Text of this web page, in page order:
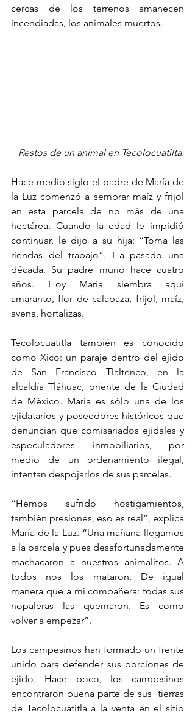
cercas de los terrenos amanecen
incendiadas, los animales muertos.
Restos de un animal en Tecolocuatilta.
Hace medio siglo el padre de María de
la Luz comenzó a sembrar maíz y frijol
en esta parcela de no más de una
hectárea. Cuando la edad le impidió
continuar, le dijo a su hija: “Toma las
riendas del trabajo”. Ha pasado una
década. Su padre murió hace cuatro
años. Hoy María siembra aquí
amaranto, flor de calabaza, frijol, maíz,
avena, hortalizas.
Tecolocuatitla también es conocido
como Xico: un paraje dentro del ejido
de San Francisco Tlaltenco, en la
alcaldía Tláhuac, oriente de la Ciudad
de México. María es sólo una de los
ejidatarios y poseedores históricos que
denuncian que comisariados ejidales y
especuladores inmobiliarios, por
medio de un ordenamiento ilegal,
intentan despojarlos de sus parcelas.
“Hemos sufrido hostigamientos,
también presiones, eso es real”, explica
María de la Luz. “Una mañana llegamos
a la parcela y pues desafortunadamente
machacaron a nuestros animalitos. A
todos nos los mataron. De igual
manera que a mi compañera: todas sus
nopaleras las quemaron. Es como
volver a empezar”.
Los campesinos han formado un frente
unido para defender sus porciones de
ejido. Hace poco, los campesinos
encontraron buena parte de sus  tierras
de Tecolocuatitla a la venta en el sitio